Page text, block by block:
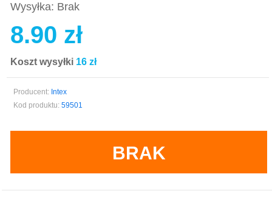
Wysyłka: Brak
BRAK
8.90 zł
Koszt wysyłki 16 zł
Producent: Intex
Kod produktu: 59501